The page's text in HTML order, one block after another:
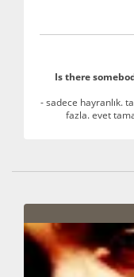
Is there
- sadece hayranlık.
fazla. evet